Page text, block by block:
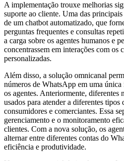
A implementação trouxe melhorias
suporte ao cliente. Uma das
de um chatbot automatizado, que
perguntas frequentes e consultas
a carga sobre os agentes humanos e
concentrassem em interações com os
personalizadas.
Além disso, a solução omnicanal
números de WhatsApp em uma
os agentes. Anteriormente, diferentes
usados para atender a diferentes tipos
consumidores e comerciantes. Essa
gerenciamento e o monitoramento
clientes. Com a nova solução, os
alternar entre diferentes contas do
eficiência e produtividade.